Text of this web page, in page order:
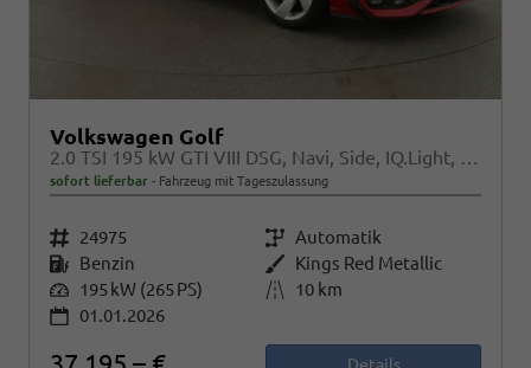
Volkswagen Golf
2.0 TSI 195 kW GTI VIII DSG, Navi, Side, IQ.Light, Kamera, Winter
sofort lieferbar Fahrzeug mit Tageszulassung
Fahrzeugnr. 24975 Getriebe Automatik
Kraftstoff Benzin Außenfarbe Kings Red Metallic
Leistung 195 kW (265 PS) Kilometerstand
10 km
01.01.2026